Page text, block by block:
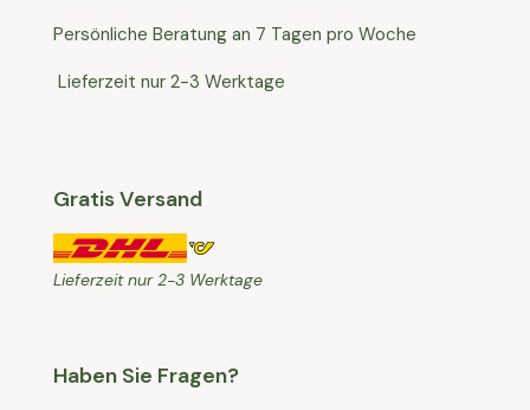
Persönliche Beratung an 7 Tagen pro Woche
Lieferzeit nur 2-3 Werktage
Gratis Versand
Lieferzeit nur 2-3 Werktage
Haben Sie Fragen?